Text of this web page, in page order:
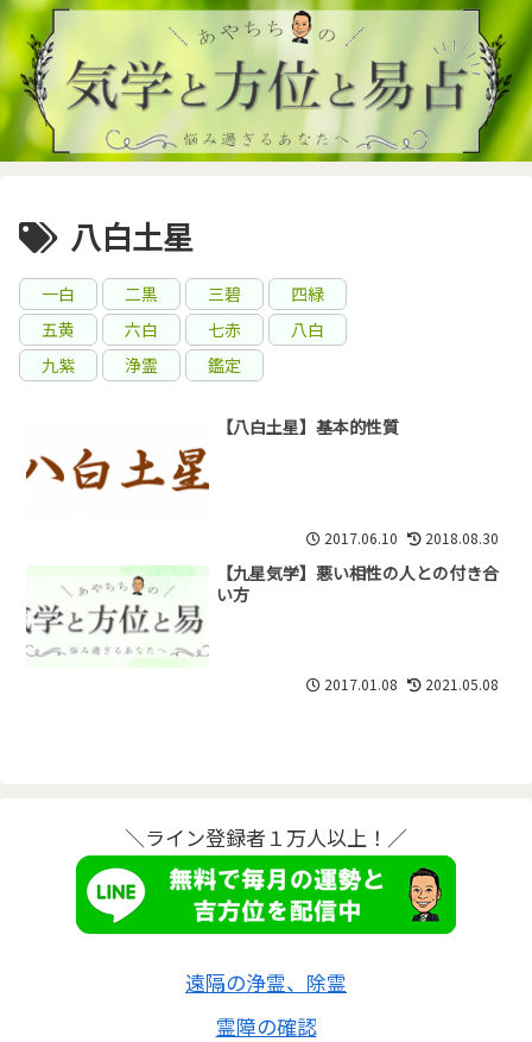
八白土星
一白 二黒 三碧
四緑
五黄
六白 七赤
八白
九紫
浄霊 鑑定
【八白土星】基本的性質
2017.06.10 2018.08.30
【九星気学】悪い相性の人との付き合
い方
2017.01.08 2021.05.08
＼ライン登録者１万人以上！／
遠隔の浄霊、除霊
霊障の確認